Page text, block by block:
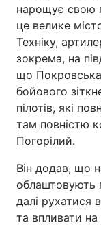
нарощує свою
це велике
Техніку,
зокрема, на
що
бойового
пілотів, які
там повністю
Погорілий.
Він додав, що
облаштовують
далі рухатися
та впливати на